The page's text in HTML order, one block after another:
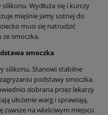
Wydłuża się i kurczy
mięśnie jamy ustnej do
musi się natrudzić
smoczka.
smoczka
silikonu. Stanowi stabilne
podstawy smoczka.
dobrana przez lekarzy
ułożenie warg i sprawiają,
na właściwym miejscu